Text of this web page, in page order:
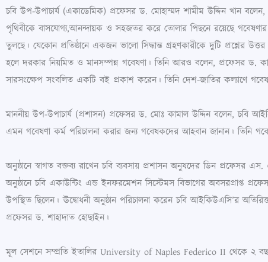
চবি উপ-উপাচার্য (একাডেমিক) প্রফেসর ড. মোহাম্মদ শামীম উদ্দিন খান
পৃথিবীকে বাসযোগ্য,আনন্দায়ক ও সহজতর করে তোলার পিছনে রয়েছে
তুলছে। যেকোন প্রতিষ্ঠানে একজন ভালো সিদ্ধান্ত গ্রহণকারীকে দুটি প্রশ্নের
হলে দরকার নিয়মিত ও মানসম্পন্ন গবেষণা। তিনি আরও বলেন, প্রফেসর ড.
সারসংক্ষেপ সংবলিত একটি বই প্রকাশ করেন। তিনি দেশ-জাতির কল্যাণে
মাননীয় উপ-উপাচার্য (প্রশাসন) প্রফেসর ড. মোঃ কামাল উদ্দিন বলেন, চবি
এমন গবেষণা কর্ম পরিচালনা করার জন্য গবেষকদের আহবান জানান। তিনি
অনুষ্ঠানে স্বাগত বক্তব্য রাখেন চবি ব্যবসায় প্রশাসন অনুষদের ডিন
অনুষ্ঠানে চবি একাউন্টিং এন্ড ইনফরমেশন সিস্টেমস বিভাগের অবসরপ্রাপ্ত
উপস্থিত ছিলেন। ঊদ্বোধনী অনুষ্ঠান পরিচালনা করেন চবি আইকিউএসি’র
প্রফেসর ড. শাহাদাত হোছাইন।
মূল সেশনে সম্প্রতি ইতালির University of Naples Federico II থেকে ২ বছর